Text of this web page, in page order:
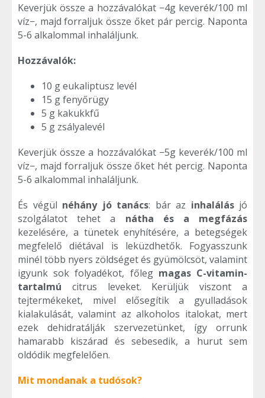
Keverjük össze a hozzávalókat −4g keverék/100 ml
víz−, majd forraljuk össze őket pár percig. Naponta
5-6 alkalommal inhaláljunk.
Hozzávalók:
10 g eukaliptusz levél
15 g fenyőrügy
5 g kakukkfű
5 g zsályalevél
Keverjük össze a hozzávalókat −5g keverék/100 ml
víz−, majd forraljuk össze őket hét percig. Naponta
5-6 alkalommal inhaláljunk.
És végül néhány jó tanács: bár az inhalálásjó
szolgálatot tehet a nátha és a megfázás
kezelésére, a tünetek enyhítésére, a betegségek
megfelelő diétával is leküzdhetők. Fogyasszunk
minél több nyers zöldséget és gyümölcsöt, valamint
igyunk sok folyadékot, főleg magas C-vitamin-
tartalmú citrus leveket. Kerüljük viszont a
tejtermékeket, mivel elősegítik a gyulladások
kialakulását, valamint az alkoholos italokat, mert
ezek dehidratálják szervezetünket, így orrunk
hamarabb kiszárad és sebesedik, a hurut sem
oldódik megfelelően.
Mit mondanak a tudósok?